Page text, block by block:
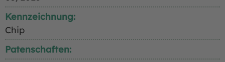
Kennzeichnung:
Chip
Patenschaften: